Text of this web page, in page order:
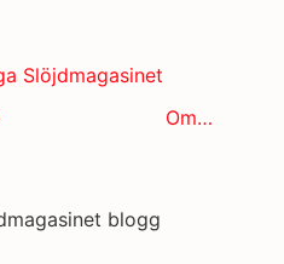
Om…